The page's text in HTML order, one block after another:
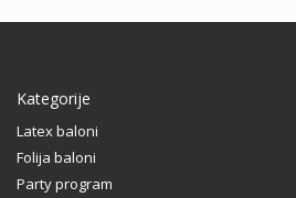
Kategorije
Latex baloni
Folija baloni
Party program